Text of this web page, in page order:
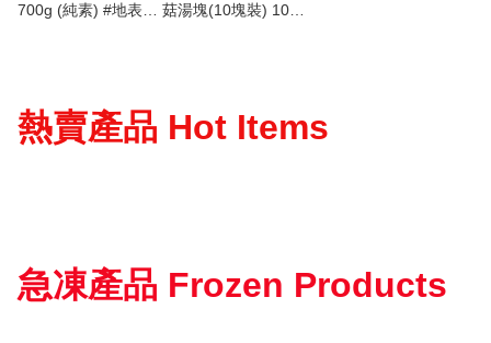
700g (純素) #地表最 菇湯塊(10塊裝) 100
熱賣產品 Hot Items
急凍產品 Frozen Products